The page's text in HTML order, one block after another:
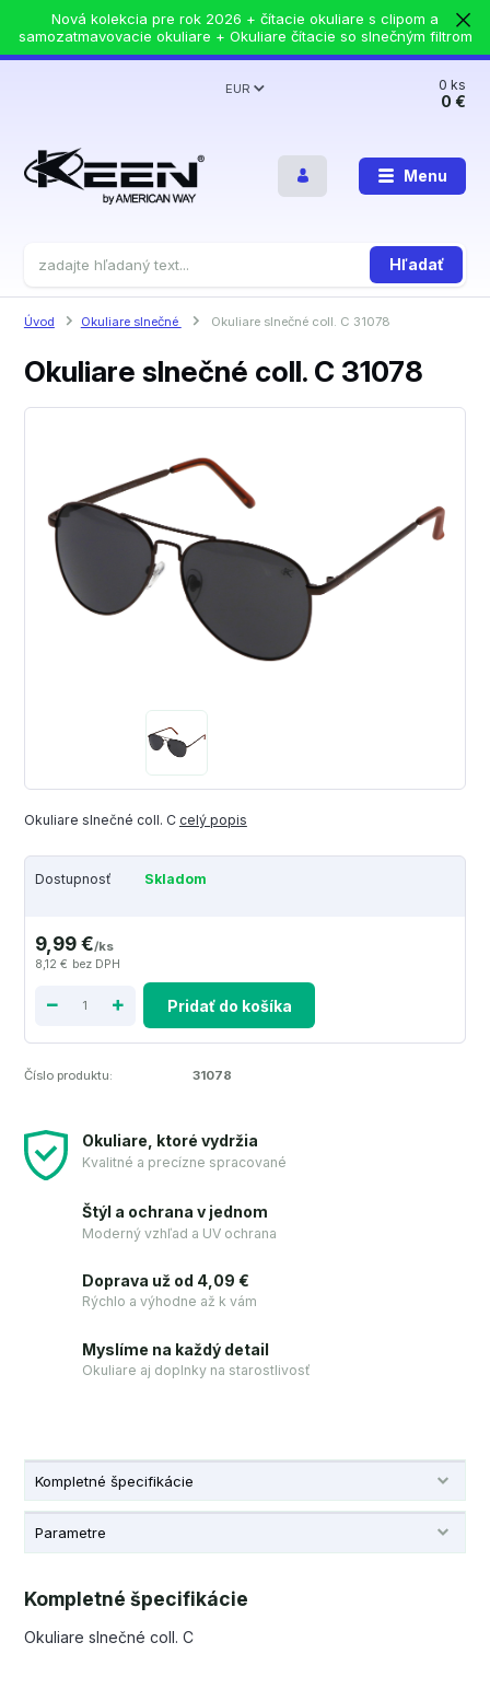
Nová kolekcia pre rok 2026 + čítacie okuliare s clipom a
samozatmavovacie okuliare + Okuliare čítacie so slnečným filtrom
Menu
EUR
Hľadať
0ks
0 €
Úvod Okuliare slnečné Okuliare slnečné coll. C 31078
Okuliare slnečné coll. C 31078
Okuliare slnečné coll. C celý popis
Dostupnosť Skladom
9,99 €/ks
8,12 € bez DPH
Pridať do košíka
Číslo produktu: 31078
Okuliare, ktoré vydržia
Kvalitné a precízne spracované
Štýl a ochrana v jednom
Moderný vzhľad a UV ochrana
Doprava už od 4,09 €
Rýchlo a výhodne až k vám
Myslíme na každý detail
Okuliare aj doplnky na starostlivosť
Kompletné špecifikácie
Parametre
Kompletné špecifikácie
Okuliare slnečné coll. C